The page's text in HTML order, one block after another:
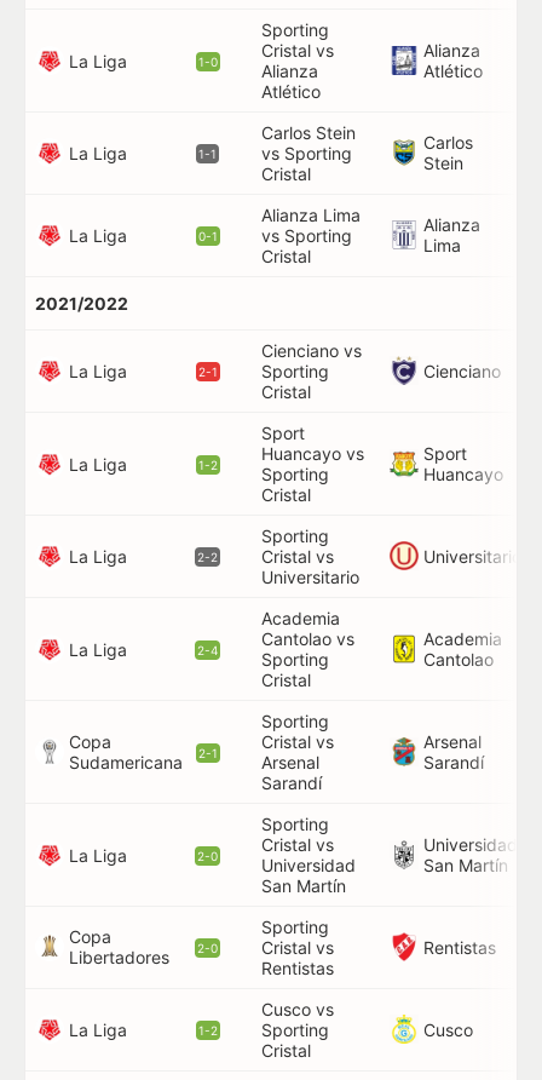
La Liga 1-0
Sporting
Cristal vs
Alianza
Atlético
Alianza
Atlético
La Liga 1-1
Carlos Stein
vs Sporting
Cristal
Carlos
Stein
La Liga 0-1
Alianza Lima
vs Sporting
Cristal
Alianza
Lima
2021/2022
La Liga 2-1
Cienciano vs
Sporting
Cristal
Cienciano
La Liga 1-2
Sport
Huancayo vs
Sporting
Cristal
Sport
Huancayo
La Liga 2-2
Sporting
Cristal vs
Universitario
Universitario
La Liga 2-4
Academia
Cantolao vs
Sporting
Cristal
Academia
Cantolao
Copa
Sudamericana
2-1
Sporting
Cristal vs
Arsenal
Sarandí
Arsenal
Sarandí
La Liga 2-0
Sporting
Cristal vs
Universidad
San Martín
Universidad
San Martín
Copa
Libertadores
2-0
Sporting
Cristal vs
Rentistas
Rentistas
La Liga 1-2
Cusco vs
Sporting
Cristal
Cusco